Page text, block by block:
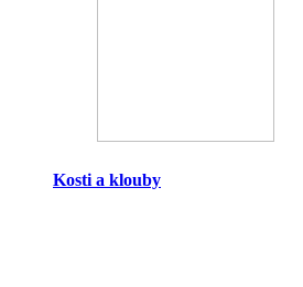
Kosti a klouby